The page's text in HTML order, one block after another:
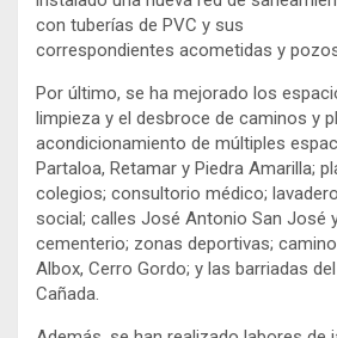
con tuberías de PVC y sus
correspondientes acometidas y
Por último, se ha mejorado los
limpieza y el desbroce de caminos y
acondicionamiento de múltiples
Partaloa, Retamar y Piedra Amarilla;
colegios; consultorio médico;
social; calles José Antonio San José
cementerio; zonas deportivas;
Albox, Cerro Gordo; y las barriadas
Cañada.